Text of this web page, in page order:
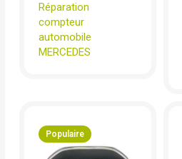
Réparation
compteur
automobile
MERCEDES
Populaire